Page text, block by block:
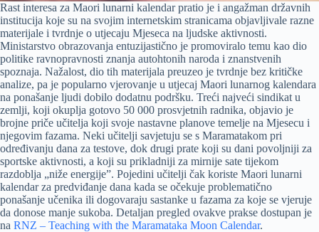
Rast interesa za Maori lunarni kalendar pratio je i angažman državnih
institucija koje su na svojim internetskim stranicama objavljivale razne
materijale i tvrdnje o utjecaju Mjeseca na ljudske aktivnosti.
Ministarstvo obrazovanja entuzijastično je promoviralo temu kao dio
politike ravnopravnosti znanja autohtonih naroda i znanstvenih
spoznaja. Nažalost, dio tih materijala preuzeo je tvrdnje bez kritičke
analize, pa je popularno vjerovanje u utjecaj Maori lunarnog kalendara
na ponašanje ljudi dobilo dodatnu podršku. Treći najveći sindikat u
zemlji, koji okuplja gotovo 50 000 prosvjetnih radnika, objavio je
brojne priče učitelja koji svoje nastavne planove temelje na Mjesecu i
njegovim fazama. Neki učitelji savjetuju se s Maramatakom pri
određivanju dana za testove, dok drugi prate koji su dani povoljniji za
sportske aktivnosti, a koji su prikladniji za mirnije sate tijekom
razdoblja „niže energije”. Pojedini učitelji čak koriste Maori lunarni
kalendar za predviđanje dana kada se očekuje problematično
ponašanje učenika ili dogovaraju sastanke u fazama za koje se vjeruje
da donose manje sukoba. Detaljan pregled ovakve prakse dostupan je
na RNZ – Teaching with the Maramataka Moon Calendar.